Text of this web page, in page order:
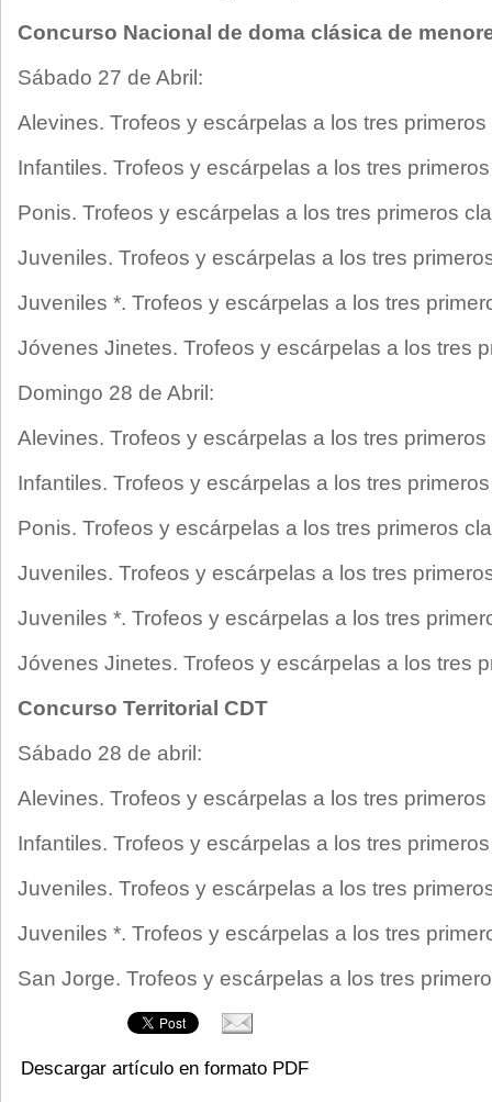
Concurso Nacional de doma clásica de
Sábado 27 de Abril:
Alevines. Trofeos y escárpelas a los tres
Infantiles. Trofeos y escárpelas a los tres
Ponis. Trofeos y escárpelas a los tres primeros
Juveniles. Trofeos y escárpelas a los tres
Juveniles *. Trofeos y escárpelas a los tres
Jóvenes Jinetes. Trofeos y escárpelas a los tres
Domingo 28 de Abril:
Alevines. Trofeos y escárpelas a los tres
Infantiles. Trofeos y escárpelas a los tres
Ponis. Trofeos y escárpelas a los tres primeros
Juveniles. Trofeos y escárpelas a los tres
Juveniles *. Trofeos y escárpelas a los tres
Jóvenes Jinetes. Trofeos y escárpelas a los tres
Concurso Territorial CDT
Sábado 28 de abril:
Alevines. Trofeos y escárpelas a los tres
Infantiles. Trofeos y escárpelas a los tres
Juveniles. Trofeos y escárpelas a los tres
Juveniles *. Trofeos y escárpelas a los tres
San Jorge. Trofeos y escárpelas a los tres
Descargar artículo en formato PDF